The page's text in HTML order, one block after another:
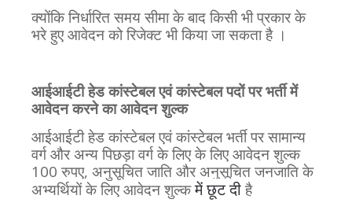
क्योंकि निर्धारित समय सीमा के बाद किसी भी प्रकार के
भरे हुए आवेदन को रिजेक्ट भी किया जा सकता है ।
आईआईटी हेड कांस्टेबल एवं कांस्टेबल पदों पर भर्ती में
आवेदन करने का आवेदन शुल्क
आईआईटी हेड कांस्टेबल एवं कांस्टेबल भर्ती पर सामान्य
वर्ग और अन्य पिछड़ा वर्ग के लिए के लिए आवेदन शुल्क
100 रुपए, अनुसूचित जाति और अनुसूचित जनजाति के
अभ्यर्थियों के लिए आवेदन शुल्कमेंछूटदी है